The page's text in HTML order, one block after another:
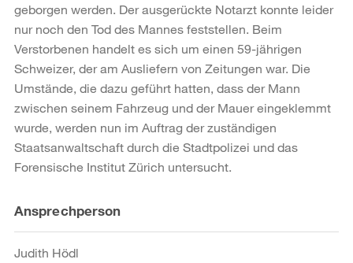
geborgen werden. Der ausgerückte Notarzt konnte leider
nur noch den Tod des Mannes feststellen. Beim
Verstorbenen handelt es sich um einen 59-jährigen
Schweizer, der am Ausliefern von Zeitungen war. Die
Umstände, die dazu geführt hatten, dass der Mann
zwischen seinem Fahrzeug und der Mauer eingeklemmt
wurde, werden nun im Auftrag der zuständigen
Staatsanwaltschaft durch die Stadtpolizei und das
Forensische Institut Zürich untersucht.
Weitere
Informationen
Ansprechperson
Judith Hödl